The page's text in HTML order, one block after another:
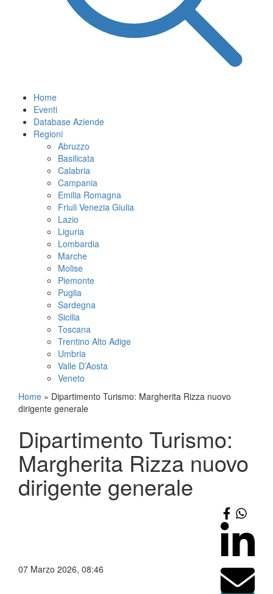
Home
Eventi
Database Aziende
Regioni
Abruzzo
Basilicata
Calabria
Campania
Emilia Romagna
Friuli Venezia Giulia
Lazio
Liguria
Lombardia
Marche
Molise
Piemonte
Puglia
Sardegna
Sicilia
Toscana
Trentino Alto Adige
Umbria
Valle D’Aosta
Veneto
Home » Dipartimento Turismo: Margherita Rizza nuovo
dirigente generale
Dipartimento Turismo:
Margherita Rizza nuovo
dirigente generale
07 Marzo 2026, 08:46